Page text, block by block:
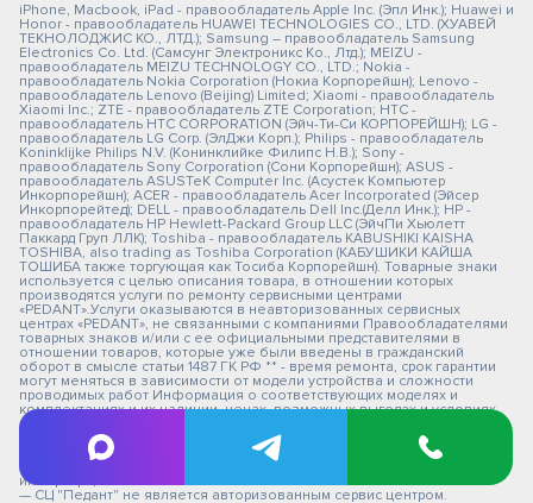
iPhone, Macbook, iPad - правообладатель Apple Inc. (Эпл Инк.); Huawei и
Honor - правообладатель HUAWEI TECHNOLOGIES CO., LTD. (ХУАВЕЙ
ТЕКНОЛОДЖИС КО., ЛТД.); Samsung – правообладатель Samsung
Electronics Co. Ltd. (Самсунг Электроникс Ко., Лтд.); MEIZU -
правообладатель MEIZU TECHNOLOGY CO., LTD.; Nokia -
правообладатель Nokia Corporation (Нокиа Корпорейшн); Lenovo -
правообладатель Lenovo (Beijing) Limited; Xiaomi - правообладатель
Xiaomi Inc.; ZTE - правообладатель ZTE Corporation; HTC -
правообладатель HTC CORPORATION (Эйч-Ти-Си КОРПОРЕЙШН); LG -
правообладатель LG Corp. (ЭлДжи Корп.); Philips - правообладатель
Koninklijke Philips N.V. (Конинклийке Филипс Н.В.); Sony -
правообладатель Sony Corporation (Сони Корпорейшн); ASUS -
правообладатель ASUSTeK Computer Inc. (Асустек Компьютер
Инкорпорейшн); ACER - правообладатель Acer Incorporated (Эйсер
Инкорпорейтед); DELL - правообладатель Dell Inc.(Делл Инк.); HP -
правообладатель HP Hewlett-Packard Group LLC (ЭйчПи Хьюлетт
Паккард Груп ЛЛК); Toshiba - правообладатель KABUSHIKI KAISHA
TOSHIBA, also trading as Toshiba Corporation (КАБУШИКИ КАЙША
ТОШИБА также торгующая как Тосиба Корпорейшн). Товарные знаки
используется с целью описания товара, в отношении которых
производятся услуги по ремонту сервисными центрами
«PEDANT».Услуги оказываются в неавторизованных сервисных
центрах «PEDANT», не связанными с компаниями Правообладателями
товарных знаков и/или с ее официальными представителями в
отношении товаров, которые уже были введены в гражданский
оборот в смысле статьи 1487 ГК РФ ** - время ремонта, срок гарантии
могут меняться в зависимости от модели устройства и сложности
проводимых работ Информация о соответствующих моделях и
комплектациях и их наличии, ценах, возможных выгодах и условиях
приобретения доступна в сервисных центрах Pedant.ru. Не является
публичной офертой. Оферта на сервисное обслуживание
Застрахованного имущества
— СЦ не является уполномоченной организацией продавца,
импортера, изготовителя.
— СЦ "Педант" не является авторизованным сервис центром.